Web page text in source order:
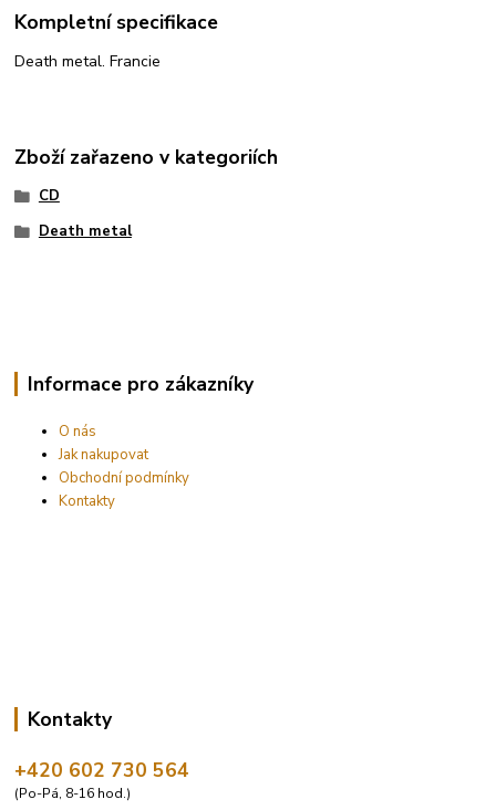
Kompletní specifikace
Death metal. Francie
Zboží zařazeno v kategoriích
CD
Death metal
Informace pro zákazníky
O nás
Jak nakupovat
Obchodní podmínky
Kontakty
Kontakty
+420 602 730 564
(Po-Pá, 8-16 hod.)